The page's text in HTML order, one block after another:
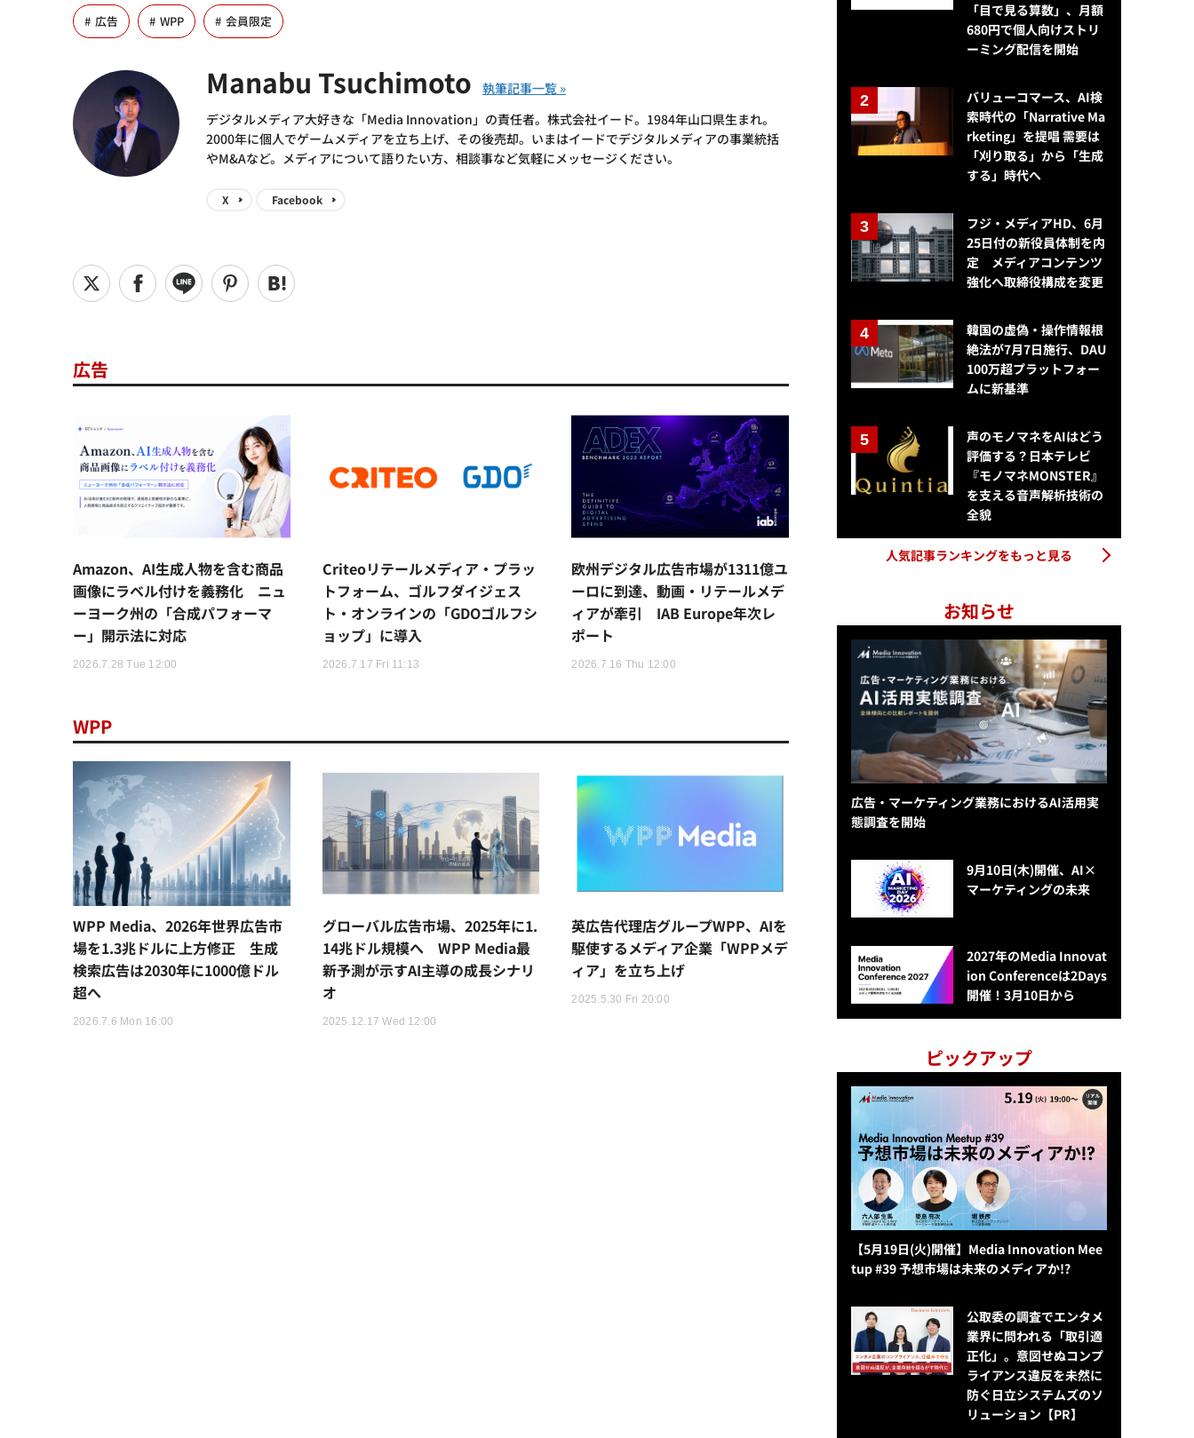
広告 WPP 会員限定
Manabu Tsuchimoto
デジタルメディア大好きな「Media Innovation」の責任者。株式会社イード。1984年山口県生まれ。
2000年に個人でゲームメディアを立ち上げ、その後売却。いまはイードでデジタルメディアの事業統括
やM&Aなど。メディアについて語りたい方、相談事など気軽にメッセージください。
X Facebook
広告
Amazon、AI生成人物を含む商品
画像にラベル付けを義務化 ニュ
ーヨーク州の「合成パフォーマ
ー」開示法に対応
2026.7.28 Tue 12:00
Criteoリテールメディア・プラッ
トフォーム、ゴルフダイジェス
ト・オンラインの「GDOゴルフシ
ョップ」に導入
2026.7.17 Fri 11:13
欧州デジタル広告市場が1311億ユ
ーロに到達、動画・リテールメデ
ィアが牽引 IAB Europe年次レ
ポート
2026.7.16 Thu 12:00
WPP
WPP Media、2026年世界広告市
場を1.3兆ドルに上方修正 生成
検索広告は2030年に1000億ドル
超へ
2026.7.6 Mon 16:00
グローバル広告市場、2025年に1.
14兆ドル規模へ WPP Media最
新予測が示すAI主導の成長シナリ
オ
2025.12.17 Wed 12:00
英広告代理店グループWPP、AIを
駆使するメディア企業「WPPメデ
ィア」を立ち上げ
2025.5.30 Fri 20:00
「目で見る算数」、月額
680円で個人向けストリ
ーミング配信を開始
バリューコマース、AI検
索時代の「Narrative Ma
rketing」を提唱 需要は
「刈り取る」から「生成
する」時代へ
フジ・メディアHD、6月
25日付の新役員体制を内
定 メディアコンテンツ
強化へ取締役構成を変更
韓国の虚偽・操作情報根
絶法が7月7日施行、DAU
100万超プラットフォー
ムに新基準
声のモノマネをAIはどう
評価する？日本テレビ
『モノマネMONSTER』
を支える音声解析技術の
全貌
人気記事ランキングをもっと見る
お知らせ
広告・マーケティング業務におけるAI活用実
態調査を開始
9月10日(木)開催、AI×
マーケティングの未来
2027年のMedia Innovat
ion Conferenceは2Days
開催！3月10日から
ピックアップ
【5月19日(火)開催】Media Innovation Mee
tup #39 予想市場は未来のメディアか!?
公​​取委の調査でエンタメ
業界に問われる「取引適
正化」。意図せぬコンプ
ライアンス違反を未然に
防ぐ日立システムズのソ
リューション​【PR】